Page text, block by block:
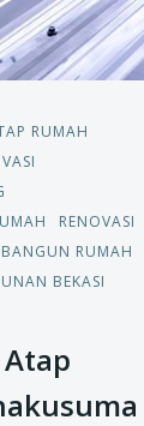
RUMAH
RENOVASI
RUMAH
BEKASI
Atap